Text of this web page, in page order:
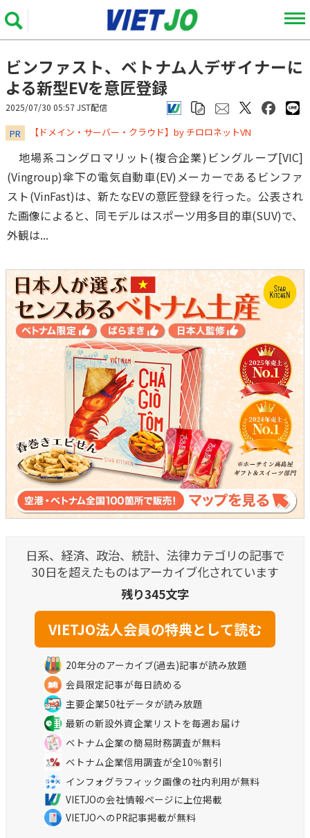
ビンファスト、ベトナム人デザイナーに
よる新型EVを意匠登録
2025/07/30 05:57 JST配信
PR ​​​​​​​【ドメイン・サーバー・クラウド】by チロロネットVN
地場系コングロマリット(複合企業)ビングループ[VIC]
(Vingroup)傘下の電気自動車(EV)メーカーであるビンファ
スト(VinFast)は、新たなEVの意匠登録を行った。公表され
た画像によると、同モデルはスポーツ用多目的車(SUV)で、
外観は...
日系、経済、政治、統計、法律カテゴリの記事で
30日を超えたものはアーカイブ化されています
残り345文字
20年分のアーカイブ(過去)記事が読み放題
会員限定記事が毎日読める
主要企業50社データが読み放題
最新の新設外資企業リストを毎週お届け
ベトナム企業の簡易財務調査が無料
ベトナム企業信用調査が全10％割引
インフォグラフィック画像の社内利用が無料
VIETJOの会社情報ページに上位掲載
VIETJOへのPR記事掲載が無料